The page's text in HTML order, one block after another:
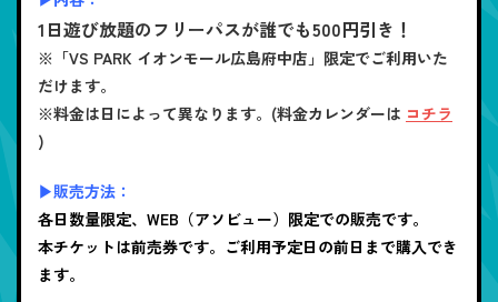
1日遊び放題のフリーパスが誰でも500円引き！
※「VS PARK イオンモール広島府中店」限定でご利用いた
だけます。
※料金は日によって異なります。(料金カレンダーは コチラ
)
▶販売方法：
各日数量限定、WEB（アソビュー）限定での販売です。
本チケットは前売券です。ご利用予定日の前日まで購入でき
ます。